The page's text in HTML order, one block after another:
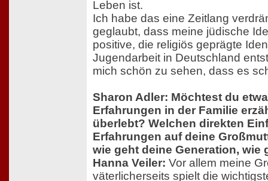
Leben ist.
Ich habe das eine Zeitlang
geglaubt, dass meine jüdische
positive, die religiös geprägte
Jugendarbeit in Deutschland
mich schön zu sehen, dass es
Sharon Adler: Möchtest du
Erfahrungen in der Familie
überlebt? Welchen direkten
Erfahrungen auf deine
wie geht deine Generation, wie
Hanna Veiler: Vor allem meine
väterlicherseits spielt die